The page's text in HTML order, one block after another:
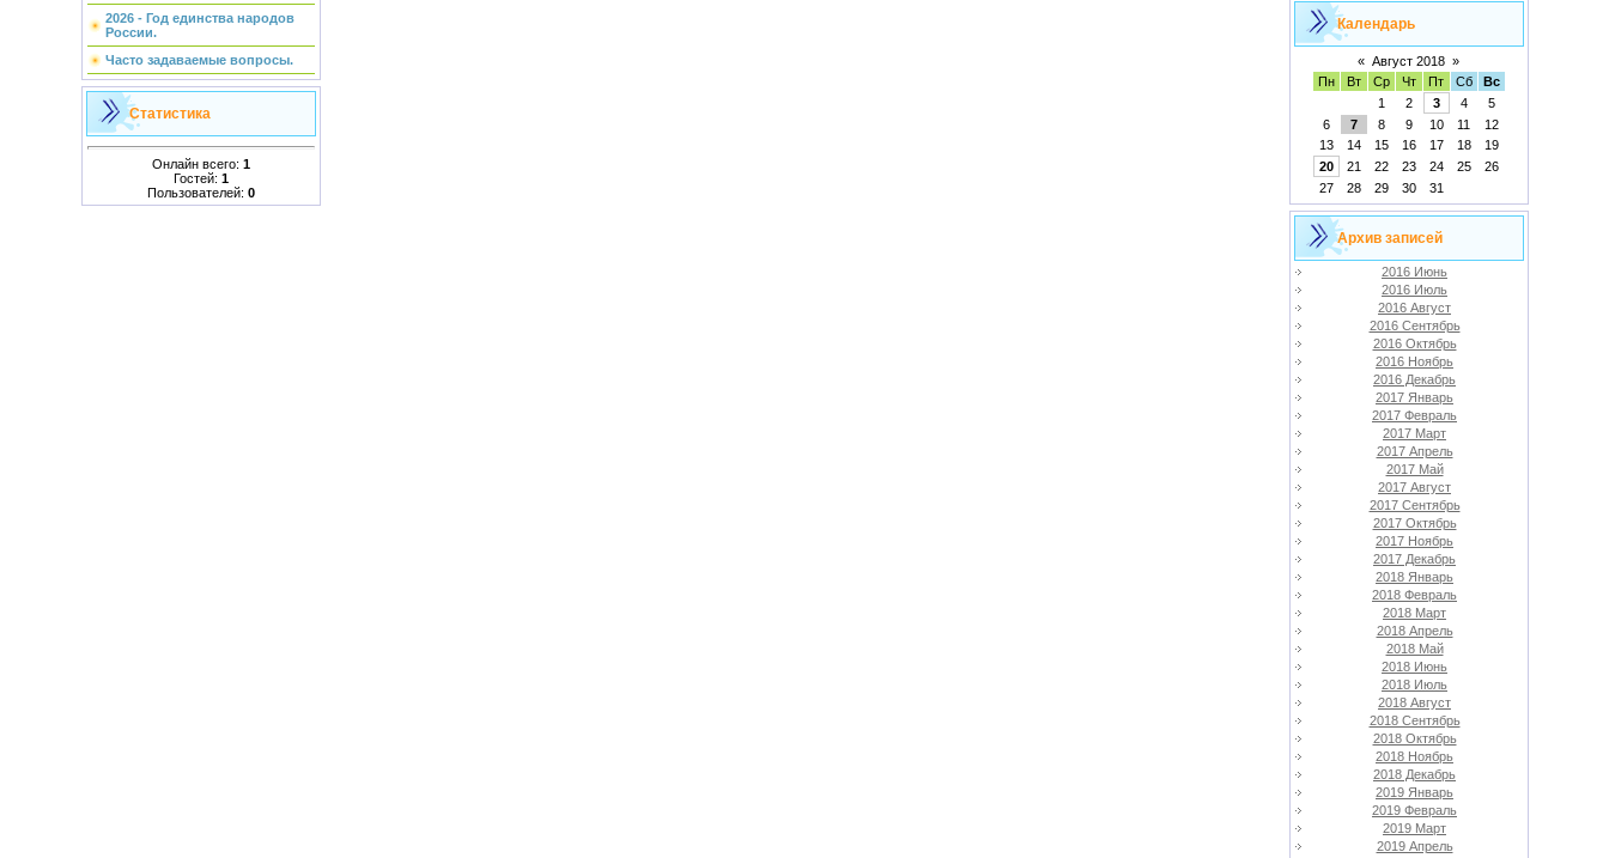
2026 - Год единства народов
России.
Часто задаваемые вопросы.
Статистика
Онлайн всего: 1
Гостей: 1
Пользователей: 0
Календарь
« Август 2018 »
Пн
Вт Ср Чт Пт Сб
Вс
1
2 3 4
5
6
7 8 9 10 11
12
13
14 15 16 17 18
19
20
21 22 23 24 25
26
27
28 29 30 31
Архив записей
2016 Июнь
2016 Июль
2016 Август
2016 Сентябрь
2016 Октябрь
2016 Ноябрь
2016 Декабрь
2017 Январь
2017 Февраль
2017 Март
2017 Апрель
2017 Май
2017 Август
2017 Сентябрь
2017 Октябрь
2017 Ноябрь
2017 Декабрь
2018 Январь
2018 Февраль
2018 Март
2018 Апрель
2018 Май
2018 Июнь
2018 Июль
2018 Август
2018 Сентябрь
2018 Октябрь
2018 Ноябрь
2018 Декабрь
2019 Январь
2019 Февраль
2019 Март
2019 Апрель